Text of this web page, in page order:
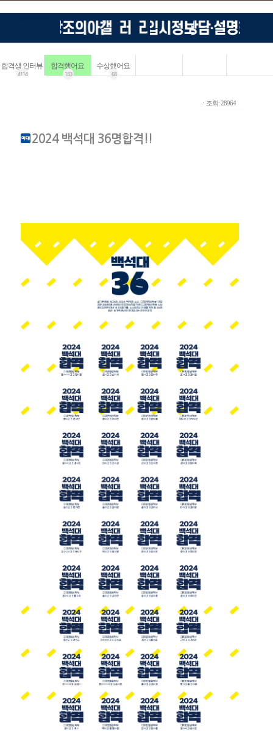
합격생 인터뷰
4114
합격했어요
183
수상했어요
68
ㆍ조회: 28964
2024 백석대 36명합격!!